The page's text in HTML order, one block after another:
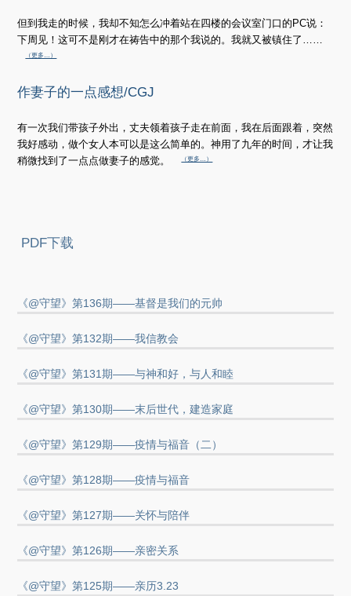
但到我走的时候，我却不知怎么冲着站在四楼的会议室门口的PC说：
下周见！这可不是刚才在祷告中的那个我说的。我就又被镇住了……
（更多…）
作妻子的一点感想/CGJ
有一次我们带孩子外出，丈夫领着孩子走在前面，我在后面跟着，突然
我好感动，做个女人本可以是这么简单的。神用了九年的时间，才让我
稍微找到了一点点做妻子的感觉。
（更多…）
PDF下载
《@守望》第136期——基督是我们的元帅
《@守望》第132期——我信教会
《@守望》第131期——与神和好，与人和睦
《@守望》第130期——末后世代，建造家庭
《@守望》第129期——疫情与福音（二）
《@守望》第128期——疫情与福音
《@守望》第127期——关怀与陪伴
《@守望》第126期——亲密关系
《@守望》第125期——亲历3.23